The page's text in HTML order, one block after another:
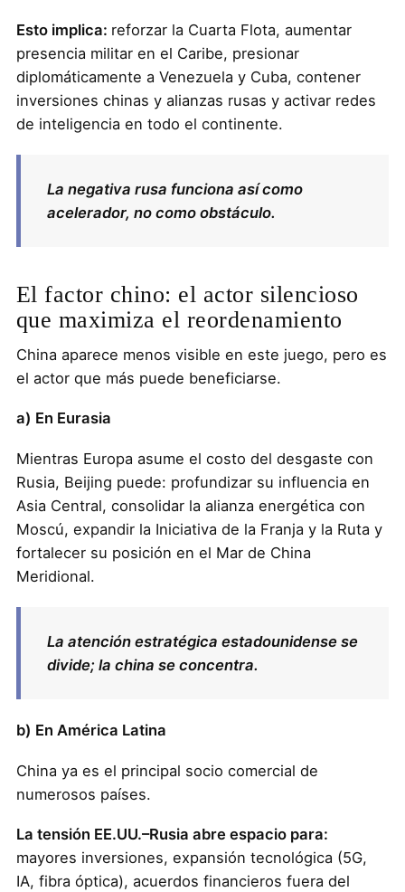
Esto implica: reforzar la Cuarta Flota, aumentar
presencia militar en el Caribe, presionar
diplomáticamente a Venezuela y Cuba, contener
inversiones chinas y alianzas rusas y activar redes
de inteligencia en todo el continente.
La negativa rusa funciona así como
acelerador, no como obstáculo.
El factor chino: el actor silencioso
que maximiza el reordenamiento
China aparece menos visible en este juego, pero es
el actor que más puede beneficiarse.
a) En Eurasia
Mientras Europa asume el costo del desgaste con
Rusia, Beijing puede: profundizar su influencia en
Asia Central, consolidar la alianza energética con
Moscú, expandir la Iniciativa de la Franja y la Ruta y
fortalecer su posición en el Mar de China
Meridional.
La atención estratégica estadounidense se
divide; la china se concentra.
b) En América Latina
China ya es el principal socio comercial de
numerosos países.
La tensión EE.UU.–Rusia abre espacio para:
mayores inversiones, expansión tecnológica (5G,
IA, fibra óptica), acuerdos financieros fuera del